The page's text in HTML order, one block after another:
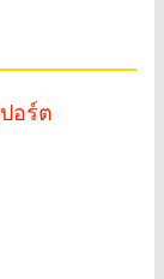
อร์ต